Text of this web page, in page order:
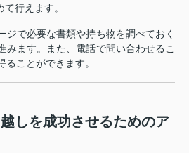
行えます。
ジで必要な書類や持ち物を調べておく
みます。また、電話で問い合わせるこ
ることができます。
しを成功させるためのア